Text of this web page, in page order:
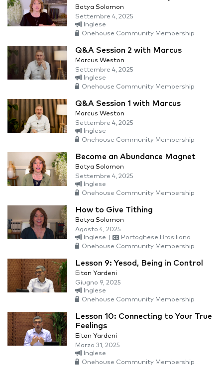
Batya Solomon
Settembre 4, 2025
Inglese
Onehouse Community Membership
Q&A Session 2 with Marcus
Marcus Weston
Settembre 4, 2025
Inglese
Onehouse Community Membership
Q&A Session 1 with Marcus
Marcus Weston
Settembre 4, 2025
Inglese
Onehouse Community Membership
Become an Abundance Magnet
Batya Solomon
Settembre 4, 2025
Inglese
Onehouse Community Membership
How to Give Tithing
Batya Solomon
Agosto 4, 2025
Inglese
Portoghese Brasiliano
Onehouse Community Membership
Lesson 9: Yesod, Being in Control
Eitan Yardeni
Giugno 9, 2025
Inglese
Onehouse Community Membership
Lesson 10: Connecting to Your True
Feelings
Eitan Yardeni
Marzo 31, 2025
Inglese
Onehouse Community Membership